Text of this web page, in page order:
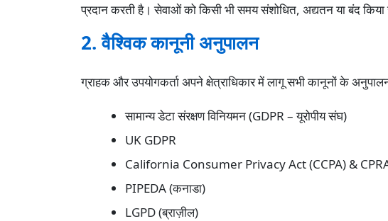
प्रदान करती है। सेवाओं को किसी भी समय संशोधित, अद्यतन या बंद
2. वैश्विक कानूनी अनुपालन
ग्राहक और उपयोगकर्ता अपने क्षेत्राधिकार में लागू सभी कानूनों के
सामान्य डेटा संरक्षण विनियमन (GDPR – यूरोपीय संघ)
UK GDPR
California Consumer Privacy Act (CCPA) &
PIPEDA (कनाडा)
LGPD (ब्राज़ील)